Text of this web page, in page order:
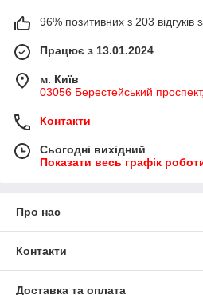
96% позитивних з 203 відгуків
Працює з 13.01.2024
м. Київ
03056 Берестейський
Контакти
Сьогодні вихідний
Показати весь графік
Про нас
Контакти
Доставка та оплата